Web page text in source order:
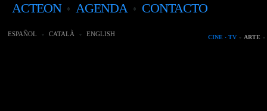
ACTEON AGENDA CONTACTO
ESPAÑOL CATALÀ ENGLISH CINE · TV ARTE